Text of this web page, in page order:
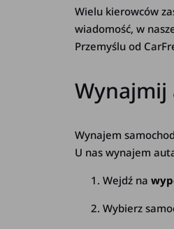
Wielu kierowców
wiadomość, w
Przemyślu od
Wynajmij
Wynajem
U nas wynajem
Wejdź na
Wybierz